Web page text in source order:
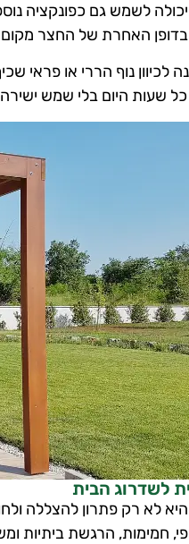
יכולה לשמש גם כפונקציה
האחרת של החצר מקום
לכיוון נוף הררי או פראי
כל שעות היום בלי שמש
לשדרוג הבית
לא רק פתרון להצללה
חמימות, הרגשת ביתיות